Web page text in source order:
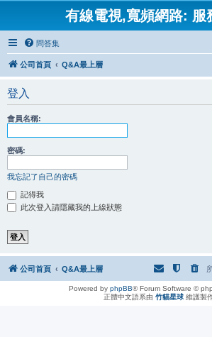
有線電視,寬頻網路: 服
問答集
公司首頁 Q&A最上層
登入
會員名稱:
密碼:
我忘記了自己的密碼
記得我
此次登入請隱藏我的上線狀態
公司首頁 Q&A最上層
Powered by phpBB® Forum Software ©
正體中文語系由 竹貓星球 維護製